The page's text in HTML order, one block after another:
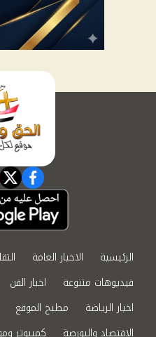
الرئيسية الاخبار العامة
فيديوهات متنوعة
اخبار الفن
اخبار الرياضة
مطبخ الموقع
الاقتصاد والبورصة
كمبيوتر